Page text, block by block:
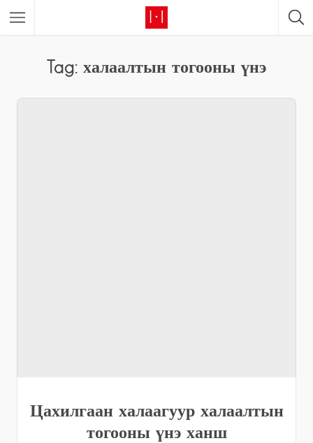
Tag: халаалтын тогооны үнэ
Цахилгаан халаагуур халаалтын
тогооны үнэ ханш